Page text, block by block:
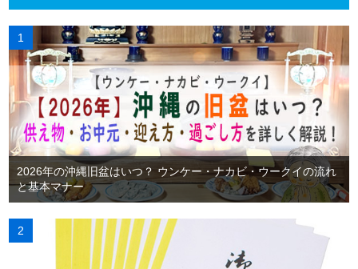
2026年の沖縄旧盆はいつ？ ウンケー・ナカビ・ウークイの流れ
と基本マナー